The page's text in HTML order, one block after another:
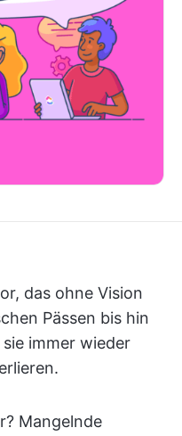
das ohne Vision
Pässen bis hin
immer wieder
Mangelnde